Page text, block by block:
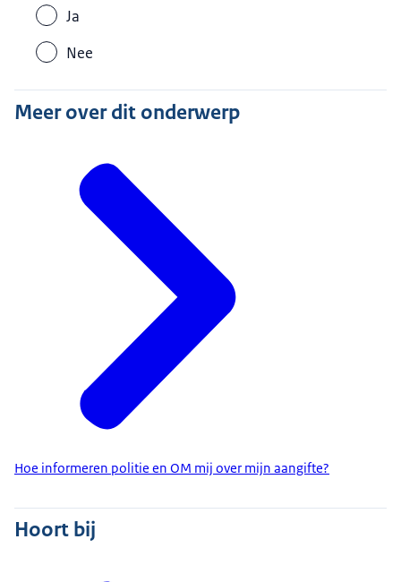
Ja
Nee
Meer over dit onderwerp
Hoe informeren politie en OM mij over mijn aangifte?
Hoort bij